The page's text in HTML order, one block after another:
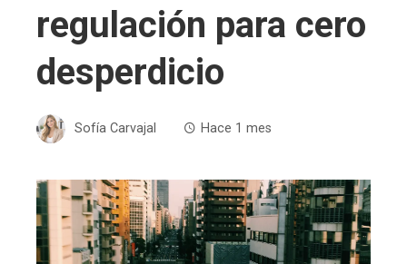
regulación para cero
desperdicio
Sofía Carvajal Hace 1 mes